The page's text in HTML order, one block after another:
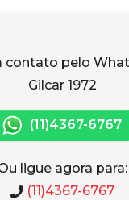
contato pelo
Gilcar 1972
(11)4367-6767
ligue agora para:
(11)4367-6767